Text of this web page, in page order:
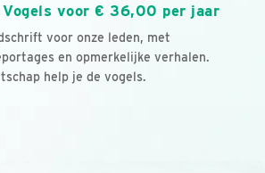
voor € 36,00 per jaar
voor onze leden, met
en opmerkelijke verhalen.
help je de vogels.